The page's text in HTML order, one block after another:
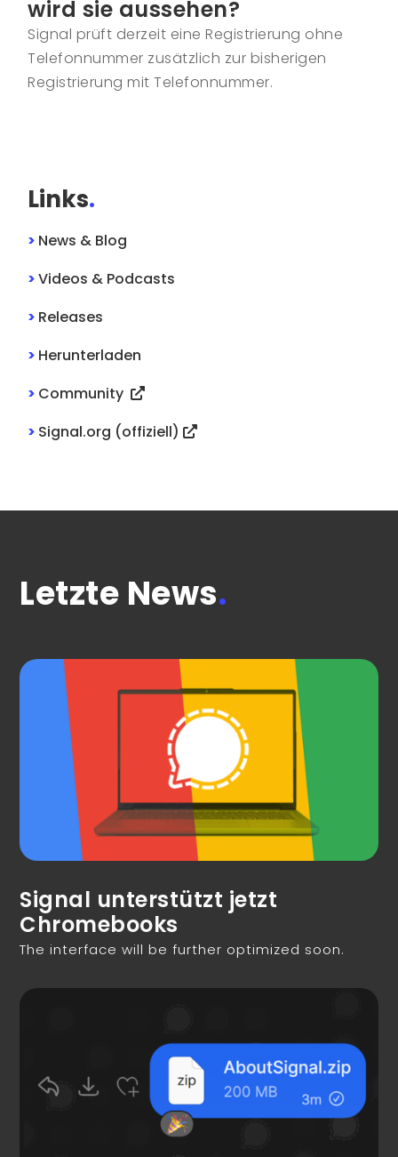
wird sie aussehen?
Signal prüft derzeit eine Registrierung ohne
Telefonnummer zusätzlich zur bisherigen
Registrierung mit Telefonnummer.
Links.
> News & Blog
>Videos & Podcasts
> Releases
> Herunterladen
> Community
> Signal.org (offiziell)
Letzte News.
Signal unterstützt jetzt
Chromebooks
The interface will be further optimized soon.